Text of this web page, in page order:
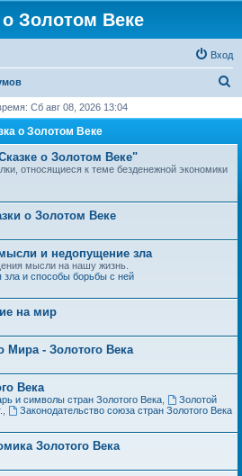
о Золотом Веке
Вход
с
Сб авг 08, 2026 13:04
о Золотом Веке
о Золотом Веке"
относящиеся к теме безденежной экономики
о Золотом Веке
и недопущение зла
мысли на нашу жизнь.
зла и способы борьбы с ней
на мир
- Золотого Века
Века
и символы стран Золотого Века,
Золотой
Законодательство союза стран Золотого Века
Золотого Века